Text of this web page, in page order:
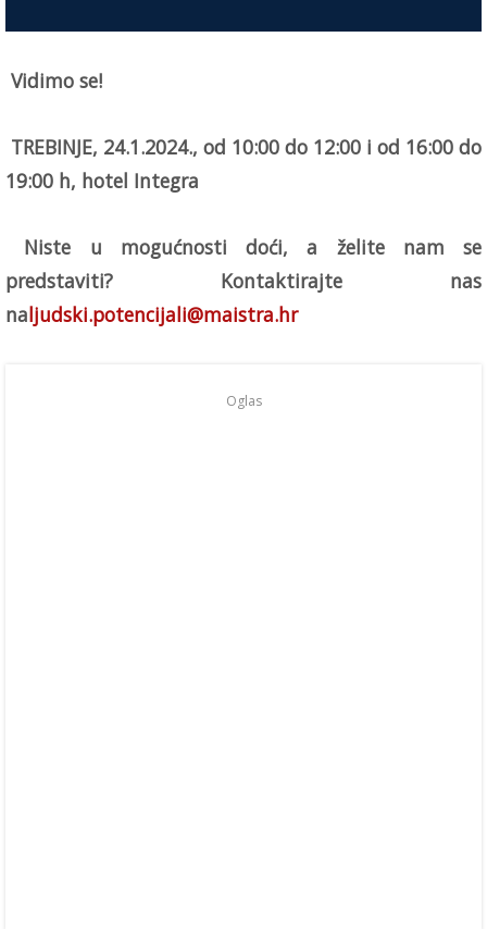
Vidimo se!
TREBINJE, 24.1.2024., od 10:00 do 12:00 i od 16:00 do
19:00 h, hotel Integra
Niste u mogućnosti doći, a želite nam se
predstaviti? Kontaktirajte nas
naljudski.potencijali@maistra.hr
Oglas